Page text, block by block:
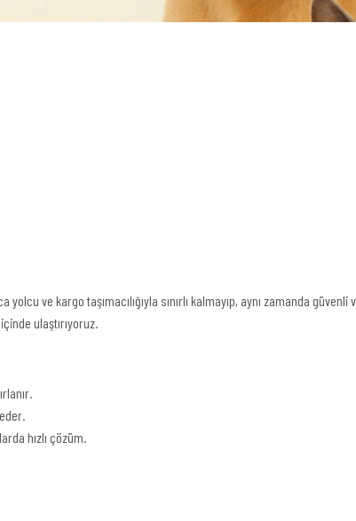
yolcu ve kargo taşımacılığıyla sınırlı kalmayıp, aynı zamanda güvenli
ulaştırıyoruz.
hızlı çözüm.